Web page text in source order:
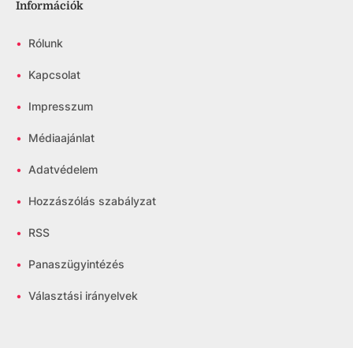
Információk
• Rólunk
• Kapcsolat
• Impresszum
• Médiaajánlat
• Adatvédelem
• Hozzászólás szabályzat
• RSS
• Panaszügyintézés
• Választási irányelvek